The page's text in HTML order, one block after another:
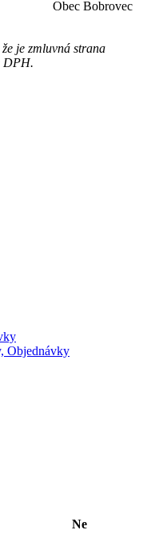
Obec Bobrovec
je zmluvná strana
DPH.
Objednávky
Ne